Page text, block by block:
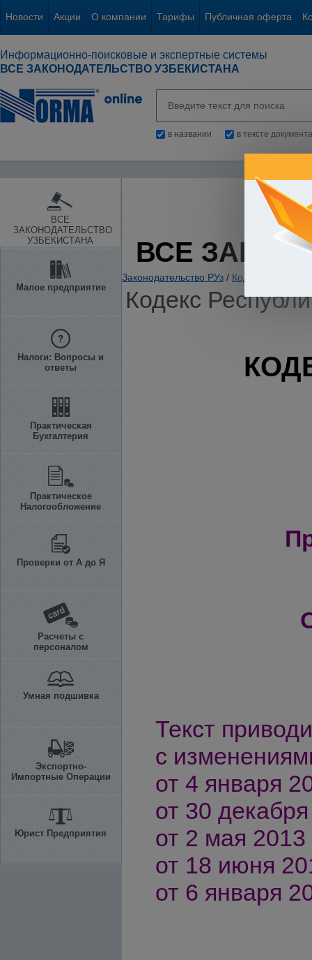
Новости Акции О компании Тарифы Публичная оферта
Информационно-поисковые и экспертные системы
ВСЕ ЗАКОНОДАТЕЛЬСТВО УЗБЕКИСТАНА
в названии в тексте документа
ВСЕ
ЗАКОНОДАТЕЛЬСТВО
УЗБЕКИСТАНА
Малое предприятие
Налоги: Вопросы и
ответы
Практическая
Бухгалтерия
Практическое
Налогообложение
Проверки от А до Я
Расчеты с
персоналом
Умная подшивка
Экспортно-
Импортные Операции
Юрист Предприятия
ВСЕ
Законодательство РУз / Кодексы стран
Кодекс
Текст
с
от 4 января
от 30
от 2 мая 2013
от 18 июня
от 6 января